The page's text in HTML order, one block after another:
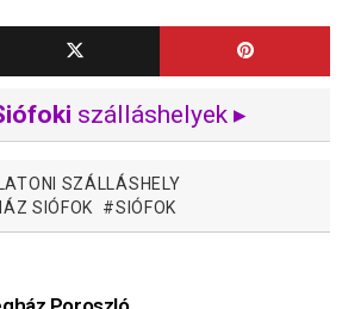
szálláshelyek ▸
SZÁLLÁSHELY
SIÓFOK
SIÓFOK